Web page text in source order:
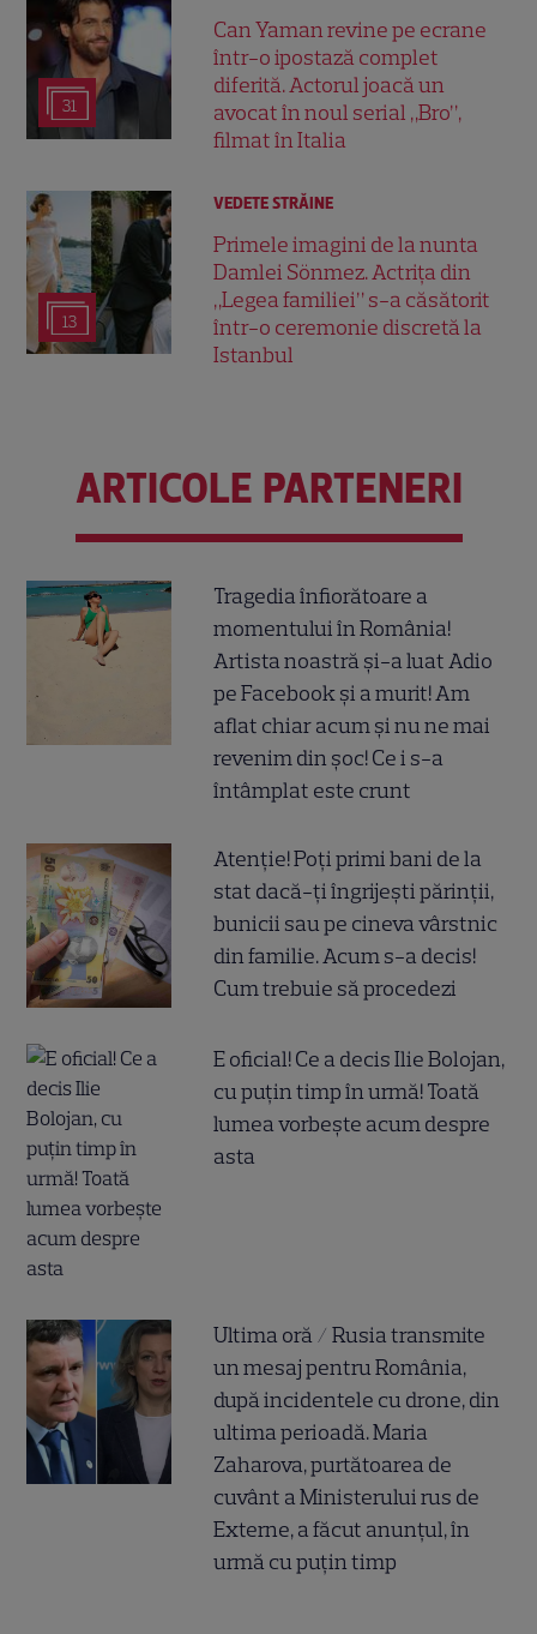
31
Can Yaman revine pe ecrane
într-o ipostază complet
diferită. Actorul joacă un
avocat în noul serial „Bro”,
filmat în Italia
13
VEDETE STRĂINE
Primele imagini de la nunta
Damlei Sönmez. Actrița din
„Legea familiei” s-a căsătorit
într-o ceremonie discretă la
Istanbul
ARTICOLE PARTENERI
Tragedia înfiorătoare a
momentului în România!
Artista noastră și-a luat Adio
pe Facebook și a murit! Am
aflat chiar acum și nu ne mai
revenim din șoc! Ce i s-a
întâmplat este crunt
Atenție! Poți primi bani de la
stat dacă-ți îngrijești părinții,
bunicii sau pe cineva vârstnic
din familie. Acum s-a decis!
Cum trebuie să procedezi
E oficial! Ce a decis Ilie Bolojan,
cu puțin timp în urmă! Toată
lumea vorbește acum despre
asta
Ultima oră / Rusia transmite
un mesaj pentru România,
după incidentele cu drone, din
ultima perioadă. Maria
Zaharova, purtătoarea de
cuvânt a Ministerului rus de
Externe, a făcut anunțul, în
urmă cu puțin timp